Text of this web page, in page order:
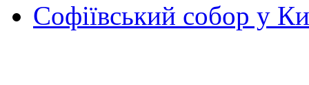
Софіївський собор у